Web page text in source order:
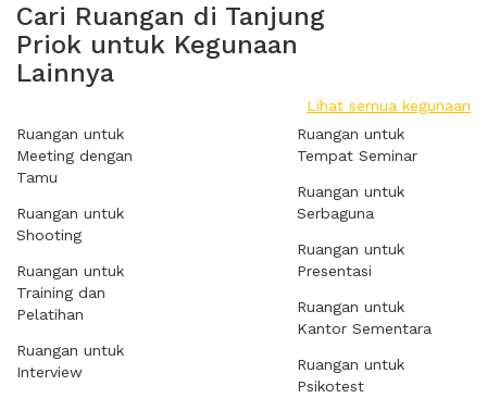
Cari Ruangan di Tanjung
Priok untuk Kegunaan
Lainnya
Lihat semua kegunaan
Ruangan untuk
Meeting dengan
Tamu
Ruangan untuk
Shooting
Ruangan untuk
Training dan
Pelatihan
Ruangan untuk
Interview
Ruangan untuk
Tempat Seminar
Ruangan untuk
Serbaguna
Ruangan untuk
Presentasi
Ruangan untuk
Kantor Sementara
Ruangan untuk
Psikotest